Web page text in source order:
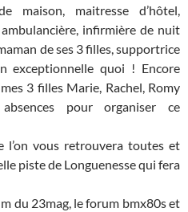
maison, maitresse d’hôtel,
infirmière de nuit
de ses 3 filles, supportrice
exceptionnelle quoi ! Encore
3 filles Marie, Rachel, Romy
pour organiser ce
l’on vous retrouvera toutes et
piste de Longuenesse qui fera
du 23mag, le forum bmx80s et